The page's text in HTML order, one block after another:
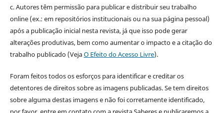
c. Autores têm permissão para publicar e distribuir seu trabalho
online (ex.: em repositórios institucionais ou na sua página pessoal)
após a publicação inicial nesta revista, já que isso pode gerar
alterações produtivas, bem como aumentar o impacto e a citação do
trabalho publicado (VejaO Efeito do Acesso Livre).
Foram feitos todos os esforços para identificar e creditar os
detentores de direitos sobre as imagens publicadas. Se tem direitos
sobre alguma destas imagens e não foi corretamente identificado,